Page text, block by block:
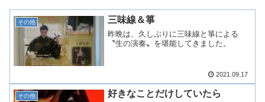
その他 三味線＆箏
昨晩は、久しぶりに三味線と箏による
〝生の演奏〟を堪能してきました。
2021.09.17
その他 好きなことだけしていたら